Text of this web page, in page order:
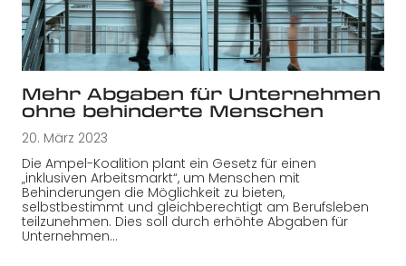
Mehr Abgaben für Unternehmen
ohne behinderte Menschen
20. März 2023
Die Ampel-Koalition plant ein Gesetz für einen
„inklusiven Arbeitsmarkt“, um Menschen mit
Behinderungen die Möglichkeit zu bieten,
selbstbestimmt und gleichberechtigt am Berufsleben
teilzunehmen. Dies soll durch erhöhte Abgaben für
Unternehmen…